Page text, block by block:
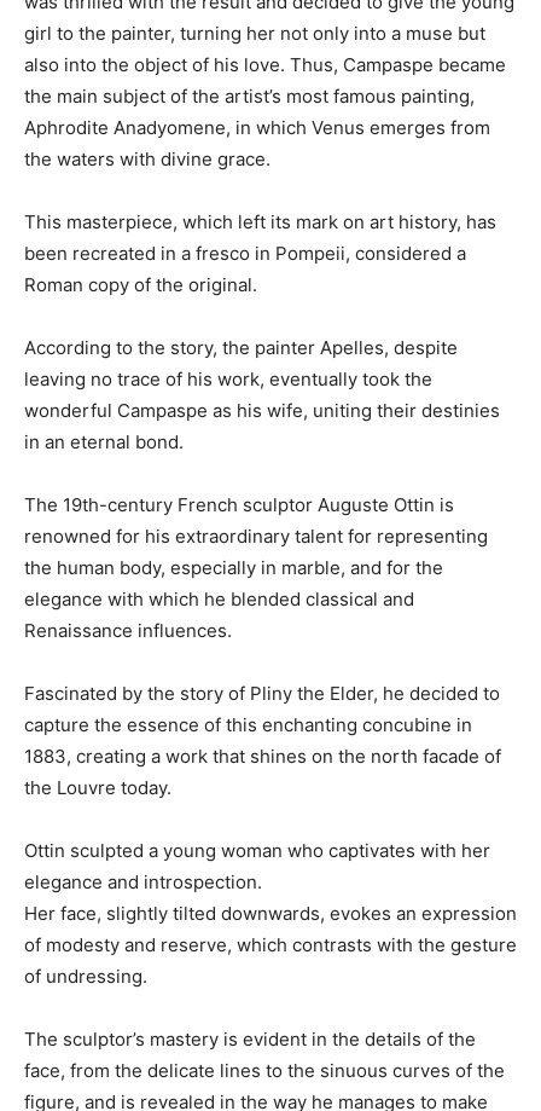
girl to the painter, turning her not only into a muse but
also into the object of his love. Thus, Campaspe became
the main subject of the artist’s most famous painting,
Aphrodite Anadyomene, in which Venus emerges from
the waters with divine grace.
This masterpiece, which left its mark on art history, has
been recreated in a fresco in Pompeii, considered a
Roman copy of the original.
According to the story, the painter Apelles, despite
leaving no trace of his work, eventually took the
wonderful Campaspe as his wife, uniting their destinies
in an eternal bond.
The 19th-century French sculptor Auguste Ottin is
renowned for his extraordinary talent for representing
the human body, especially in marble, and for the
elegance with which he blended classical and
Renaissance influences.
Fascinated by the story of Pliny the Elder, he decided to
capture the essence of this enchanting concubine in
1883, creating a work that shines on the north facade of
the Louvre today.
Ottin sculpted a young woman who captivates with her
elegance and introspection.
Her face, slightly tilted downwards, evokes an expression
of modesty and reserve, which contrasts with the gesture
of undressing.
The sculptor’s mastery is evident in the details of the
face, from the delicate lines to the sinuous curves of the
figure, and is revealed in the way he manages to make